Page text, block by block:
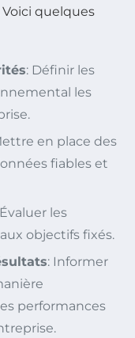
quelques
: Définir les
les
en place des
fiables et
les
objectifs fixés.
: Informer
performances